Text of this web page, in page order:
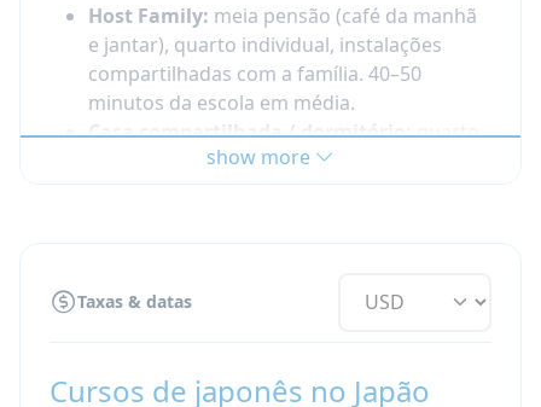
Host Family: meia pensão (café da manhã
e jantar), quarto individual, instalações
compartilhadas com a família. 40–50
minutos da escola em média.
Casa compartilhada / dormitório:quarto
sem refeições , instalações
compartilhadas com outros
minutos da escola em média.
totalmente independente,
sem refeições.
show more
Taxas & datas
Cursos de japonês no Japão